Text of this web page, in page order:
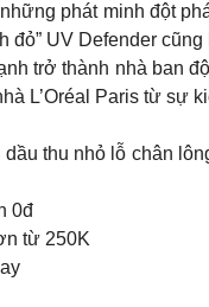
phát minh đột
đỏ” UV Defender
trở thành nhà ban
L’Oréal Paris từ sự
thu nhỏ lỗ chân
0đ
từ 250K